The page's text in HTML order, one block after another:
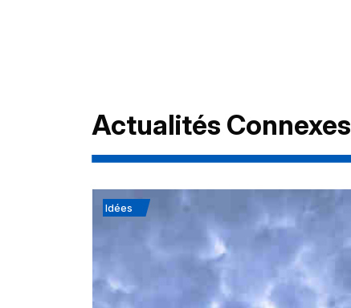
Actualités Connexes
Idées